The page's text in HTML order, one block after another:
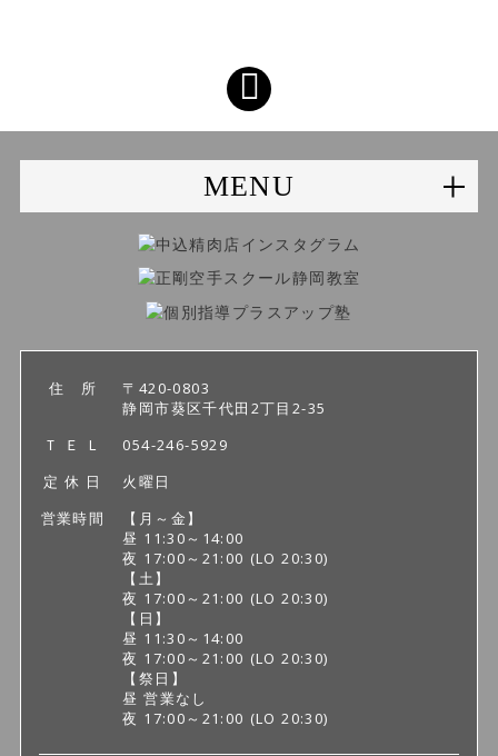
MENU
住 所
〒420-0803
静岡市葵区千代田2丁目2-35
Ｔ Ｅ Ｌ
054-246-5929
定 休 日
火曜日
営業時間
【月～金】
昼 11:30～14:00
夜 17:00～21:00 (LO 20:30)
【土】
夜 17:00～21:00 (LO 20:30)
【日】
昼 11:30～14:00
夜 17:00～21:00 (LO 20:30)
【祭日】
昼 営業なし
夜 17:00～21:00 (LO 20:30)